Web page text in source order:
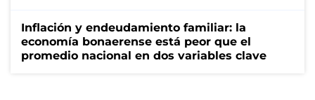
Inflación y endeudamiento familiar: la
economía bonaerense está peor que el
promedio nacional en dos variables clave